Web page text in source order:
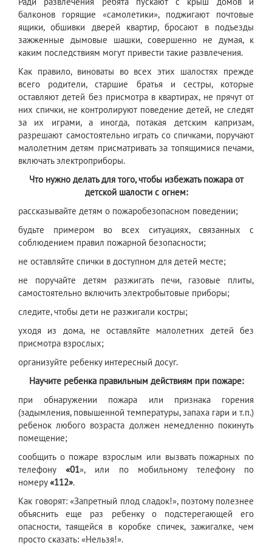
балконов горящие «самолетики», поджигают почтовые
ящики, обшивки дверей квартир, бросают в подъезды
зажженные дымовые шашки, совершенно не думая, к
каким последствиям могут привести такие развлечения.
Как правило, виноваты во всех этих шалостях прежде
всего родители, старшие братья и сестры, которые
оставляют детей без присмотра в квартирах, не прячут от
них спички, не контролируют поведение детей, не следят
за их играми, а иногда, потакая детским капризам,
разрешают самостоятельно играть со спичками, поручают
малолетним детям присматривать за топящимися печами,
включать электроприборы.
Что нужно делать для того, чтобы избежать пожара от
детской шалости с огнем:
рассказывайте детям о пожаробезопасном поведении;
будьте примером во всех ситуациях, связанных с
соблюдением правил пожарной безопасности;
не оставляйте спички в доступном для детей месте;
не поручайте детям разжигать печи, газовые плиты,
самостоятельно включить электробытовые приборы;
следите, чтобы дети не разжигали костры;
уходя из дома, не оставляйте малолетних детей без
присмотра взрослых;
организуйте ребенку интересный досуг.
Научите ребенка правильным действиям при пожаре:
при обнаружении пожара или признака горения
(задымления, повышенной температуры, запаха гари и т.п.)
ребенок любого возраста должен немедленно покинуть
помещение;
сообщить о пожаре взрослым или вызвать пожарных по
телефону «01», или по мобильному телефону по
номеру«112».
Как говорят: «Запретный плод сладок!», поэтому полезнее
объяснить еще раз ребенку о подстерегающей его
опасности, таящейся в коробке спичек, зажигалке, чем
просто сказать: «Нельзя!».